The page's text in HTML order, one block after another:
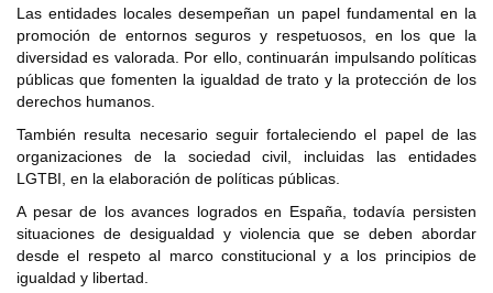
Las entidades locales desempeñan un papel fundamental en la
promoción de entornos seguros y respetuosos, en los que la
diversidad es valorada. Por ello, continuarán impulsando políticas
públicas que fomenten la igualdad de trato y la protección de los
derechos humanos.
También resulta necesario seguir fortaleciendo el papel de las
organizaciones de la sociedad civil, incluidas las entidades
LGTBI, en la elaboración de políticas públicas.
A pesar de los avances logrados en España, todavía persisten
situaciones de desigualdad y violencia que se deben abordar
desde el respeto al marco constitucional y a los principios de
igualdad y libertad.